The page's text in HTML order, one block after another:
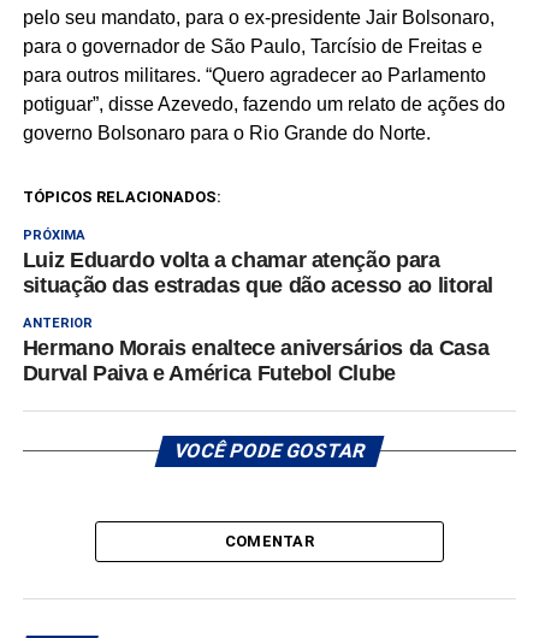
pelo seu mandato, para o ex-presidente Jair Bolsonaro,
para o governador de São Paulo, Tarcísio de Freitas e
para outros militares. “Quero agradecer ao Parlamento
potiguar”, disse Azevedo, fazendo um relato de ações do
governo Bolsonaro para o Rio Grande do Norte.
TÓPICOS RELACIONADOS:
PRÓXIMA
Luiz Eduardo volta a chamar atenção para
situação das estradas que dão acesso ao litoral
ANTERIOR
Hermano Morais enaltece aniversários da Casa
Durval Paiva e América Futebol Clube
VOCÊ PODE GOSTAR
COMENTAR